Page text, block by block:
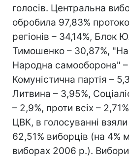
голосів. Центральна
обробила 97,83%
регіонів – 34,14%, Блок
Тимошенко – 30,87%,
Народна самооборона" –
Комуністична партія –
Литвина – 3,95%,
– 2,9%, проти всіх –
ЦВК, в голосуванні
62,51% виборців (на 4%
виборах 2006 р.). Вибори